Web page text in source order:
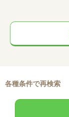
各種条件で再検索